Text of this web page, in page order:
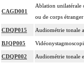
CAGD001
Ablation unilatérale
ou de corps
CDQP015 Audiométrie tonale
BJQP005
CDQP002 Audiométrie tonale